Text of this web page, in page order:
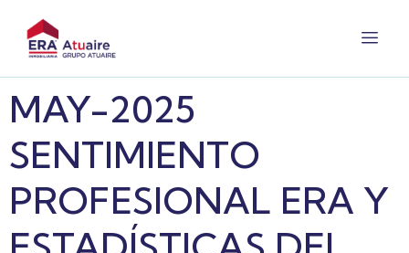
MAY-2025
SENTIMIENTO
PROFESIONAL ERA Y